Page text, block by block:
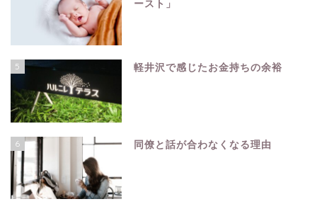
ースト」
5 軽井沢で感じたお金持ちの余裕
6 同僚と話が合わなくなる理由